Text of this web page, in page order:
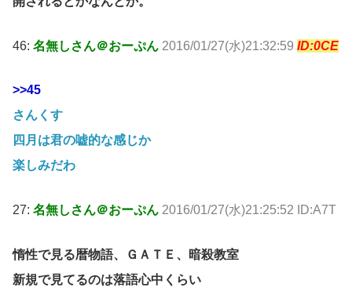
46: 名無しさん＠おーぷん 2016/01/27(水)21:32:59 ID:0CE
>>45
さんくす
四月は君の嘘的な感じか
楽しみだわ
27: 名無しさん＠おーぷん 2016/01/27(水)21:25:52 ID:A7T
惰性で見る暦物語、ＧＡＴＥ、暗殺教室
新規で見てるのは落語心中くらい